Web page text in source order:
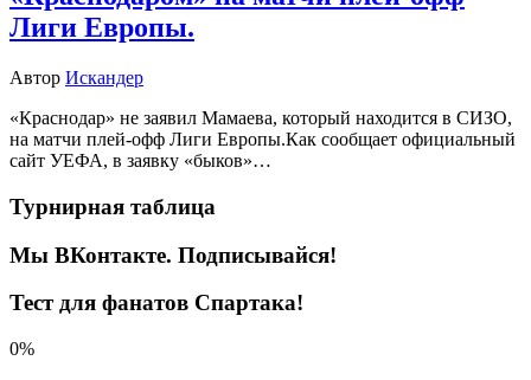
Лиги Европы.
Автор Искандер
«Краснодар» не заявил Мамаева, который находится в СИЗО,
на матчи плей-офф Лиги Европы.Как сообщает официальный
сайт УЕФА, в заявку «быков»…
Турнирная таблица
Мы ВКонтакте. Подписывайся!
Тест для фанатов Спартака!
0%